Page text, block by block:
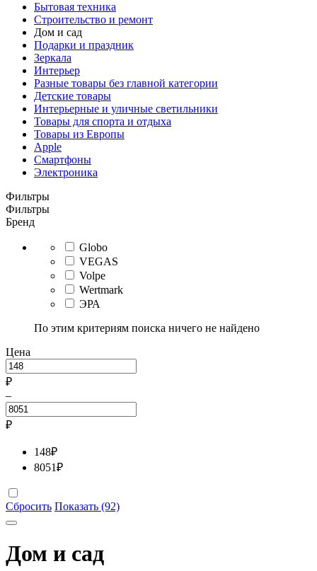
Бытовая техника
Строительство и ремонт
Дом и сад
Подарки и праздник
Зеркала
Интерьер
Разные товары без главной категории
Детские товары
Интерьерные и уличные светильники
Товары для спорта и отдыха
Товары из Европы
Apple
Смартфоны
Электроника
Фильтры
Фильтры
Бренд
Globo
VEGAS
Volpe
Wertmark
ЭРА
По этим критериям поиска ничего не найдено
Цена
₽
–
₽
148₽
8051₽
Сбросить Показать (92)
Дом и сад